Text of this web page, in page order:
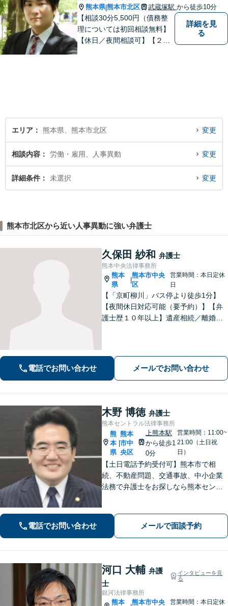
熊本県|熊本市北区 武蔵塚駅 から徒歩10分
【相談30分5,500円（債務整
理については初回相談無料】
【休日／夜間相談可】【２０
詳細を見
る
エリア 熊本県、熊本市北区 変更
相談内容 労働・雇用、人事異動 変更
詳細条件 未選択 変更
熊本市北区から近い人事異動に強い弁護士
久保田 紗和 弁護士
熊本中央法律事務所
熊本
県
|
熊本市中央
区
営業時間：本日定休
日
【「京町柳川」バス停より徒歩1分】
【夜間休日対応可能（要予約）】【弁
護士歴１０年以上】遺産相続／離婚・
す。お気軽にご相談ください。
電話でお問い合わせ メールでお問い合わせ
木野 博徳 弁護士
熊本セントラル法律事務所
熊
本
県
熊本
市中
央区
上熊本駅
から徒歩1
0分
営業時間：11:00~
21:00（土日祝
日）
【土日電話予約受付可】熊本市で相
続、不動産問題、交通事故、中小企業
法務で弁護士をお探しなら熊本セント
受付可】【休日・夜間相談可】
電話でお問い合わせ メールで面談予約
河口 大輔 弁護
士
インタビューを見
る
銀河法律事務所
熊本
熊本市中央
営業時間：本日定休